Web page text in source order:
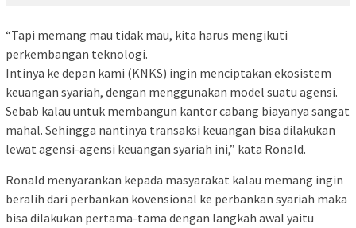
“Tapi memang mau tidak mau, kita harus mengikuti
perkembangan teknologi.
Intinya ke depan kami (KNKS) ingin menciptakan ekosistem
keuangan syariah, dengan menggunakan model suatu agensi.
Sebab kalau untuk membangun kantor cabang biayanya sangat
mahal. Sehingga nantinya transaksi keuangan bisa dilakukan
lewat agensi-agensi keuangan syariah ini,” kata Ronald.
Ronald menyarankan kepada masyarakat kalau memang ingin
beralih dari perbankan kovensional ke perbankan syariah maka
bisa dilakukan pertama-tama dengan langkah awal yaitu